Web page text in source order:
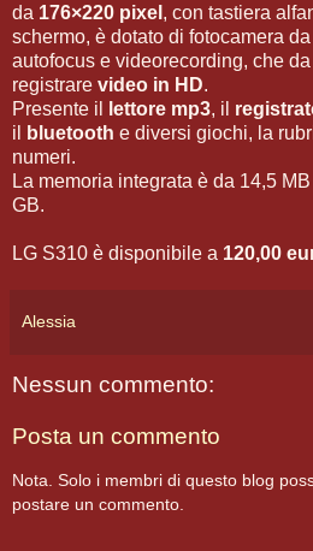
da 176×220 pixel , con tastiera
schermo, è dotato di fotocamera da
autofocus e videorecording, che
registrare video in HD.
Presente il
lettore mp3, il
il
bluetooth e diversi giochi, la
numeri.
La memoria integrata è da 14,5
GB.
LG S310 è disponibile a 120,00
Alessia
Nessun commento:
Posta un commento
Nota. Solo i membri di questo blog
postare un commento.